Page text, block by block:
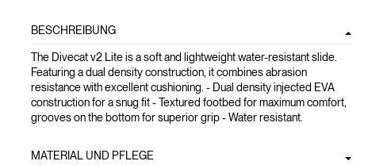
BESCHREIBUNG
The Divecat v2 Lite is a soft and lightweight water-resistant slide.
Featuring a dual density construction, it combines abrasion
resistance with excellent cushioning. - Dual density injected EVA
construction for a snug fit - Textured footbed for maximum comfort,
grooves on the bottom for superior grip - Water resistant.
MATERIAL UND PFLEGE